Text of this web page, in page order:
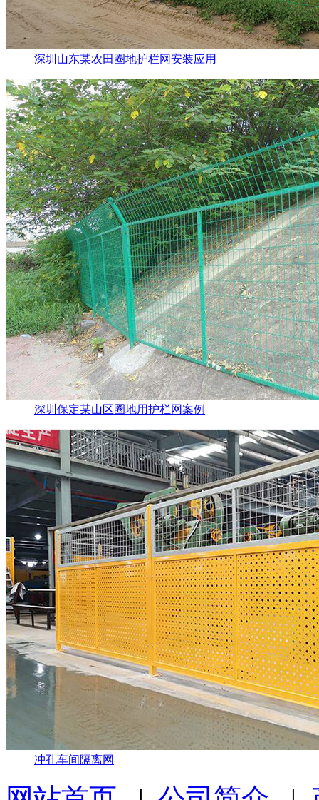
深圳山东某农田圈地护栏网安装应用
深圳保定某山区圈地用护栏网案例
冲孔车间隔离网